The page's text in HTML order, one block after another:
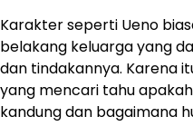
Karakter seperti Ueno
belakang keluarga yang
dan tindakannya. Karena
yang mencari tahu
kandung dan bagaimana